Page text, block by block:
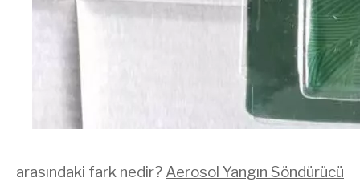
arasındaki fark nedir? Aerosol Yangın Söndürücü